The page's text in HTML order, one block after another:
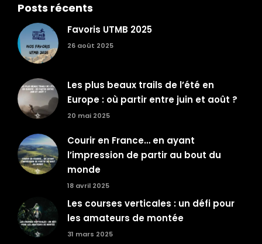
Posts récents
Favoris UTMB 2025
26 août 2025
Les plus beaux trails de l’été en
Europe : où partir entre juin et août ?
20 mai 2025
Courir en France… en ayant
l’impression de partir au bout du
monde
18 avril 2025
Les courses verticales : un défi pour
les amateurs de montée
31 mars 2025